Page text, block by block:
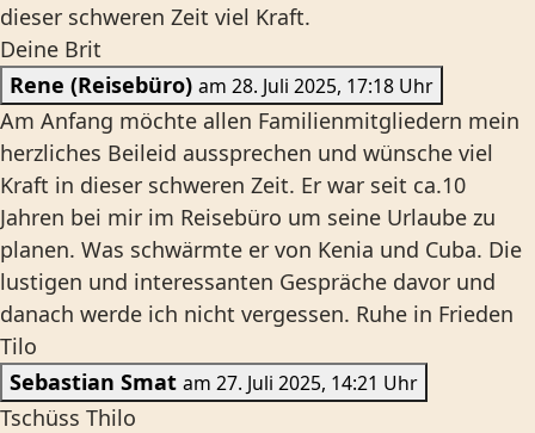
dieser schweren Zeit viel Kraft.
Deine Brit
Rene (Reisebüro)
am 28. Juli 2025, 17:18 Uhr
Am Anfang möchte allen Familienmitgliedern mein
herzliches Beileid aussprechen und wünsche viel
Kraft in dieser schweren Zeit. Er war seit ca.10
Jahren bei mir im Reisebüro um seine Urlaube zu
planen. Was schwärmte er von Kenia und Cuba. Die
lustigen und interessanten Gespräche davor und
danach werde ich nicht vergessen. Ruhe in Frieden
Tilo
Sebastian Smat
am 27. Juli 2025, 14:21 Uhr
Tschüss Thilo